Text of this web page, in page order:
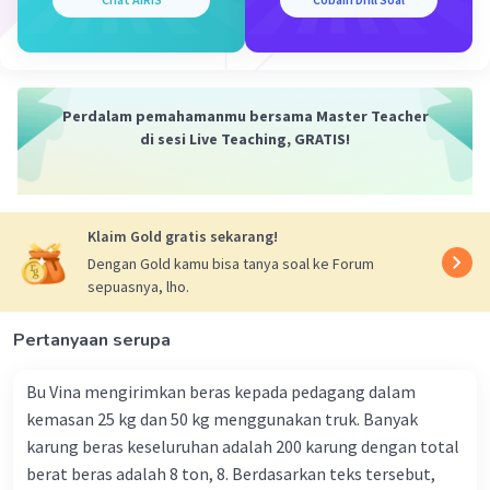
kadang dapat lepas ke angkasa antarplanet. Molekul
nitrogen dan oksigen juga ada tetapi dalam jumlah yang
komponennya bisa sangat bervariasi tergantung pada
ketinggian dan aktivitas matahari.
Perbedaan komposisi ini disebabkan oleh gravitasi Bumi
yang lebih lemah di ketinggian yang lebih tinggi,
hidrogen dan helium mudah lepas ke ruang angkasa,
sementara molekul yang lebih berat tetap pada
ketinggian yang lebih rendah.
Beri Rating
Dea K Community Level 53
Jawaban terverifikasi
Perdalam pemahamanmu bersama Master Teacher
di sesi Live Teaching, GRATIS!
Klaim Gold gratis sekarang!
Dengan Gold kamu bisa tanya soal ke Forum
sepuasnya, lho.
Pertanyaan serupa
Bu Vina mengirimkan beras kepada pedagang dalam
kemasan 25 kg dan 50 kg menggunakan truk. Banyak
karung beras keseluruhan adalah 200 karung dengan total
berat beras adalah 8 ton, 8. Berdasarkan teks tersebut,